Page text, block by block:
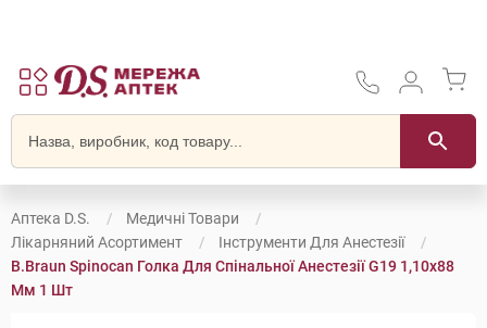
Аптека D.S.
Медичні Товари
Лікарняний Асортимент
Інструменти Для Анестезії
B.Braun Spinocan Голка Для Спінальної Анестезії G19 1,10x88
Мм 1 Шт